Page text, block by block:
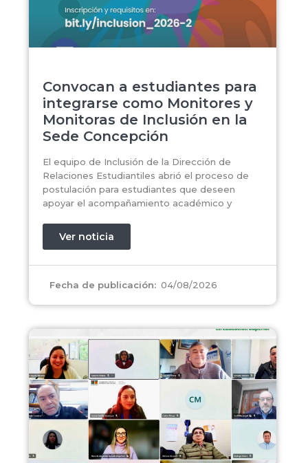
Convocan a estudiantes para
integrarse como Monitores y
Monitoras de Inclusión en la
Sede Concepción
El equipo de Inclusión de la Dirección de
Relaciones Estudiantiles abrió el proceso de
postulación para estudiantes que deseen
apoyar el acompañamiento académico y
Ver noticia
Fecha de publicación: 04/08/2026